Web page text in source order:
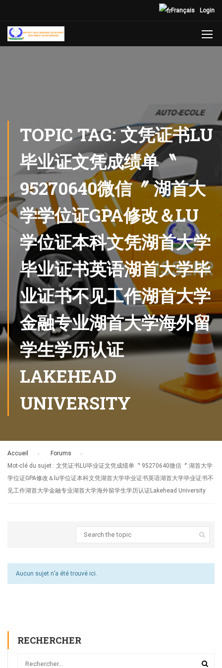
Login
Français
TOPIC TAG: 文凭证书LU
毕业证文凭成绩单〝
95270640微信〞 湖首大
学学位证GPA修改＆LU
学位证本科文凭湖首大学
毕业证书英语湖首大学毕
业证书不见工作湖首大学
金融专业湖首大学海外留
学生学历认证
LAKEHEAD
UNIVERSITY
Accueil Forums
Mot-clé du sujet : 文凭证书LU毕业证文凭成绩单〝 95270640微信〞 湖首大学
学位证GPA修改＆lu学位证本科文凭湖首大学毕业证书英语湖首大学毕业证书不
见工作湖首大学金融专业湖首大学海外留学生学历认证Lakehead University
Aucun sujet n’a été trouvé ici.
RECHERCHER